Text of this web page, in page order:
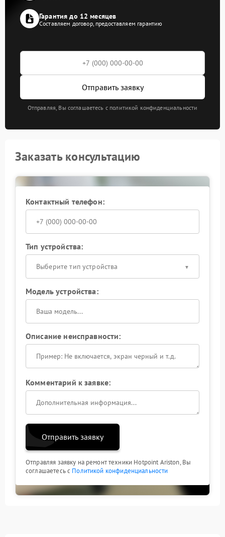
Гарантия до 12 месяцев
Составляем договор, предоставляем гарантию
Отправить заявку
Отправляя, Вы соглашаетесь с политикой конфиденциальности
Заказать консультацию
Контактный телефон:
Тип устройства:
Выберите тип устройства
Модель устройства:
Описание неисправности:
Комментарий к заявке:
Отправить заявку
Отправляя заявку на ремонт техники Hotpoint Ariston, Вы
соглашаетесь с Политикой конфиденциальности